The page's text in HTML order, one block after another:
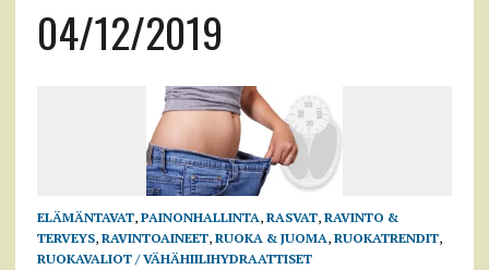
04/12/2019
ELÄMÄNTAVAT, PAINONHALLINTA, RASVAT, RAVINTO &
TERVEYS, RAVINTOAINEET, RUOKA & JUOMA, RUOKATRENDIT,
RUOKAVALIOT / VÄHÄHIILIHYDRAATTISET